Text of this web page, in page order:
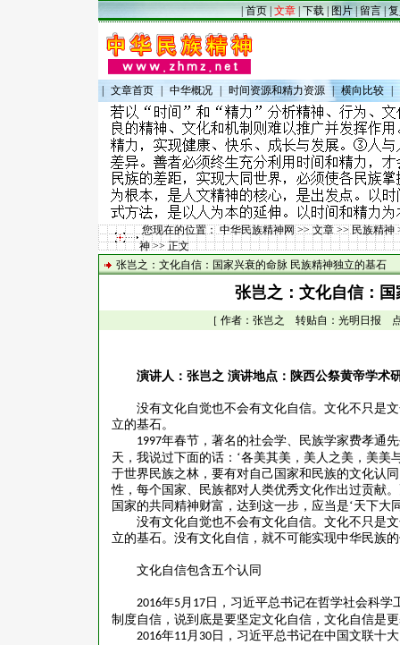
|首页|文章|下载| 图片|留言|
文章首页 中华概况 时间资源和精力资源 | 横向比较
您现在的位置： 中华民族精神网>> 文章 >> 民族精神
神>> 正文
张岂之：文化自信：国家兴衰的命脉 民族精神独立的基石
张岂之：文化自信：
［ 作者：张岂之 转贴自：光明日报
演讲人：张岂之 演讲地点：陕西公祭黄帝学术
没有文化自觉也不会有文化自信。文化不只是
立的基石。
1997年春节，著名的社会学、民族学家费孝通
天，我说过下面的话：‘各美其美，美人之美，美美
于世界民族之林，要有对自己国家和民族的文化认
性，每个国家、民族都对人类优秀文化作出过贡献
国家的共同精神财富，达到这一步，应当是‘天下大
没有文化自觉也不会有文化自信。文化不只是
立的基石。没有文化自信，就不可能实现中华民族
文化自信包含五个认同
2016年5月 17 日，习近平总书记在哲学社会科
制度自信，说到底是要坚定文化自信，文化自信是
2016年11月 30 日，习近平总书记在中国文联十